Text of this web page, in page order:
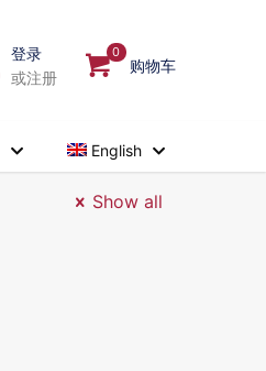
登录
或注册
0
购物车
English
Show all